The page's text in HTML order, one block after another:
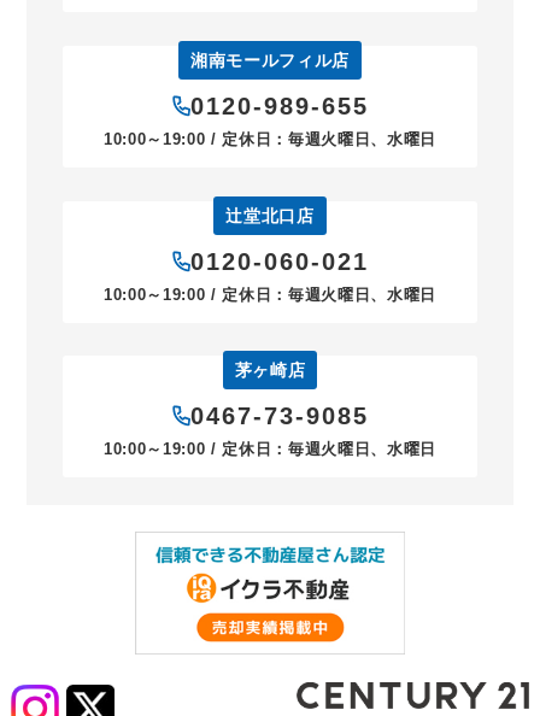
湘南モールフィル店
0120-989-655
10:00～19:00 / 定休日：毎週火曜日、水曜日
辻堂北口店
0120-060-021
10:00～19:00 / 定休日：毎週火曜日、水曜日
茅ヶ崎店
0467-73-9085
10:00～19:00 / 定休日：毎週火曜日、水曜日